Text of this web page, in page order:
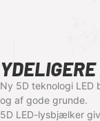
Ny 5D teknologi
og af gode grunde.
5D LED-lysbjælker